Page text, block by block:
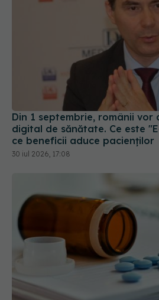
Din 1 septembrie, românii
digital de sănătate. Ce este
ce beneficii aduce pacienților
30 iul 2026, 17:08